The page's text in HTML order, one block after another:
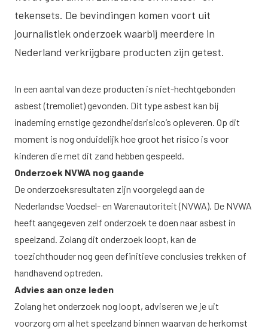
tekensets. De bevindingen komen voort uit
journalistiek onderzoek waarbij meerdere in
Nederland verkrijgbare producten zijn getest.
In een aantal van deze producten is niet-hechtgebonden
asbest (tremoliet) gevonden. Dit type asbest kan bij
inademing ernstige gezondheidsrisico’s opleveren. Op dit
moment is nog onduidelijk hoe groot het risico is voor
kinderen die met dit zand hebben gespeeld.
Onderzoek NVWA nog gaande
De onderzoeksresultaten zijn voorgelegd aan de
Nederlandse Voedsel- en Warenautoriteit (NVWA). De NVWA
heeft aangegeven zelf onderzoek te doen naar asbest in
speelzand. Zolang dit onderzoek loopt, kan de
toezichthouder nog geen definitieve conclusies trekken of
handhavend optreden.
Advies aan onze leden
Zolang het onderzoek nog loopt, adviseren we je uit
voorzorg om al het speelzand binnen waarvan de herkomst